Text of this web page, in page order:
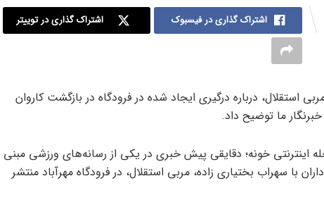
اشتراک گذاری در فیسبوک اشتراک گذاری در توییتر
استقلال، درباره درگیری ایجاد شده در فرودگاه در بازگشت کاروان
خبرنگار ما توضیح داد.
اینترنتی خونه؛ دقایقی پیش خبری در یکی از رسانه‌های ورزشی مبنی
با سهراب بختیاری زاده، مربی استقلال، در فرودگاه مهرآباد منتشر